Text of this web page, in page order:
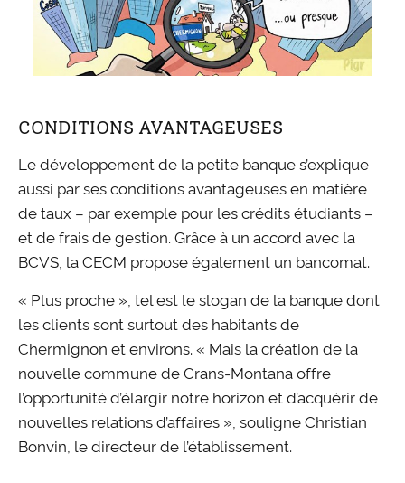
CONDITIONS AVANTAGEUSES
Le développement de la petite banque s’explique
aussi par ses conditions avantageuses en matière
de taux – par exemple pour les crédits étudiants –
et de frais de gestion. Grâce à un accord avec la
BCVS, la CECM propose également un bancomat.
« Plus proche », tel est le slogan de la banque dont
les clients sont surtout des habitants de
Chermignon et environs. « Mais la création de la
nouvelle commune de Crans-Montana offre
l’opportunité d’élargir notre horizon et d’acquérir de
nouvelles relations d’affaires », souligne Christian
Bonvin, le directeur de l’établissement.